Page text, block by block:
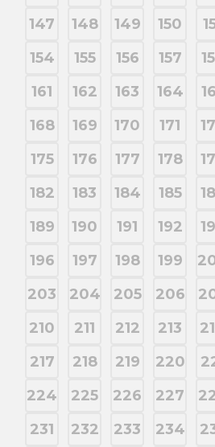
147
148 149 150
154
155 156 157
161
162 163 164
168
169 170 171
175
176 177 178
182
183 184 185
189
190 191 192
196
197 198 199
203
204 205 206
210
211 212 213
217
218 219 220
224
225 226 227
231
232 233 234